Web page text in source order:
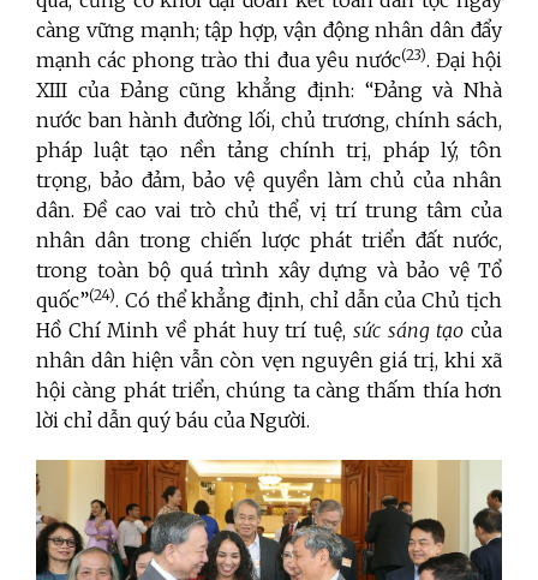
càng vững mạnh; tập hợp, vận động nhân dân đẩy
mạnh các phong trào thi đua yêu nước(23). Đại hội
XIII của Đảng cũng khẳng định: “Đảng và Nhà
nước ban hành đường lối, chủ trương, chính sách,
pháp luật tạo nền tảng chính trị, pháp lý, tôn
trọng, bảo đảm, bảo vệ quyền làm chủ của nhân
dân. Đề cao vai trò chủ thể, vị trí trung tâm của
nhân dân trong chiến lược phát triển đất nước,
trong toàn bộ quá trình xây dựng và bảo vệ Tổ
quốc”(24). Có thể khẳng định, chỉ dẫn của Chủ tịch
Hồ Chí Minh về phát huy trí tuệ, sức sáng tạo của
nhân dân hiện vẫn còn vẹn nguyên giá trị, khi xã
hội càng phát triển, chúng ta càng thấm thía hơn
lời chỉ dẫn quý báu của Người.